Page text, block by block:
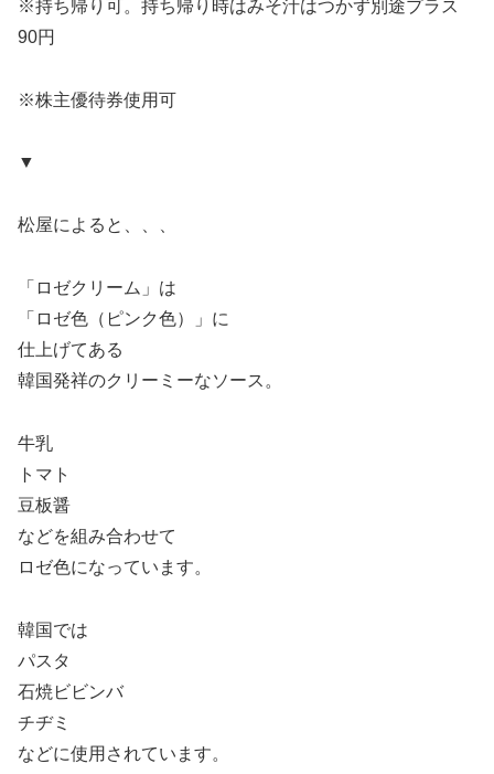
※持ち帰り可。持ち帰り時はみそ汁はつかず別途プラス
90円
※株主優待券使用可
▼
松屋によると、、、
「ロゼクリーム」は
「ロゼ色（ピンク色）」に
仕上げてある
韓国発祥のクリーミーなソース。
牛乳
トマト
豆板醤
などを組み合わせて
ロゼ色になっています。
韓国では
パスタ
石焼ビビンバ
チヂミ
などに使用されています。